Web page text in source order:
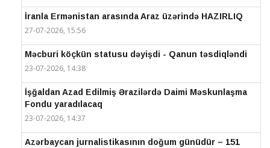
İranla Ermənistan arasında Araz üzərində HAZIRLIQ
27-07-2026, 15:56
Məcburi köçkün statusu dəyişdi - Qanun təsdiqləndi
23-07-2026, 14:38
İşğaldan Azad Edilmiş Ərazilərdə Daimi Məskunlaşma
Fondu yaradılacaq
23-07-2026, 14:37
Azərbaycan jurnalistikasının doğum günüdür – 151